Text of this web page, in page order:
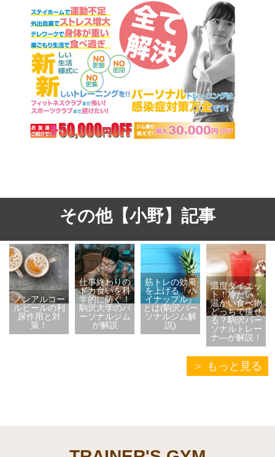
その他【小野】記事
ノンアルコー
ルビールの利
尿作用と対
策！
仕事終わりの
ドカ食いを科
学的に防ぐ！
駒沢大学のパ
ーソナルジム
が解説
筋トレの効果
を上げる『パ
イナップル』
とは(駒沢パー
ソナルジム解
説)
温度ダイエッ
ト！冷たい・
温かい食べ物
どっちで痩せ
る？駒沢パー
ソナルトレー
ナ―が解説！
もっと見る